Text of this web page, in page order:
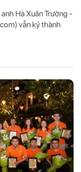
Hà Xuân Trường -
vẫn ký thành